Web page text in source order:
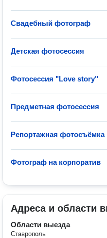
Свадебный фотограф
Детская фотосессия
Фотосессия "Love story"
Предметная фотосессия
Репортажная фотосъёмка
Фотограф на корпоратив
Адреса и области
Области выезда
Ставрополь